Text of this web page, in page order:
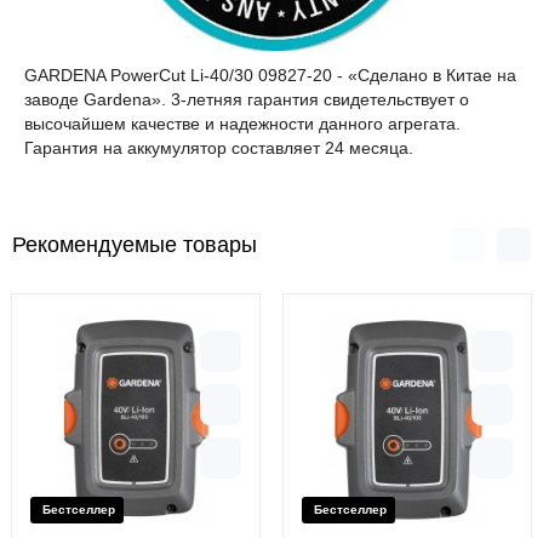
GARDENA PowerCut Li-40/30 09827-20 - «Сделано в Китае на
заводе Gardena». 3-летняя гарантия свидетельствует о
высочайшем качестве и надежности данного агрегата.
Гарантия на аккумулятор составляет 24 месяца.
Рекомендуемые товары
Бестселлер Бестселлер